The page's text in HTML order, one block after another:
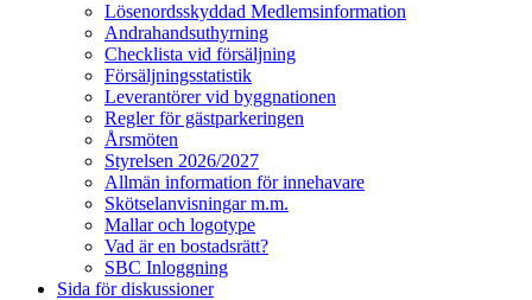
Lösenordsskyddad Medlemsinformation
Andrahandsuthyrning
Checklista vid försäljning
Försäljningsstatistik
Leverantörer vid byggnationen
Regler för gästparkeringen
Årsmöten
Styrelsen 2026/2027
Allmän information för innehavare
Skötselanvisningar m.m.
Mallar och logotype
Vad är en bostadsrätt?
SBC Inloggning
Sida för diskussioner